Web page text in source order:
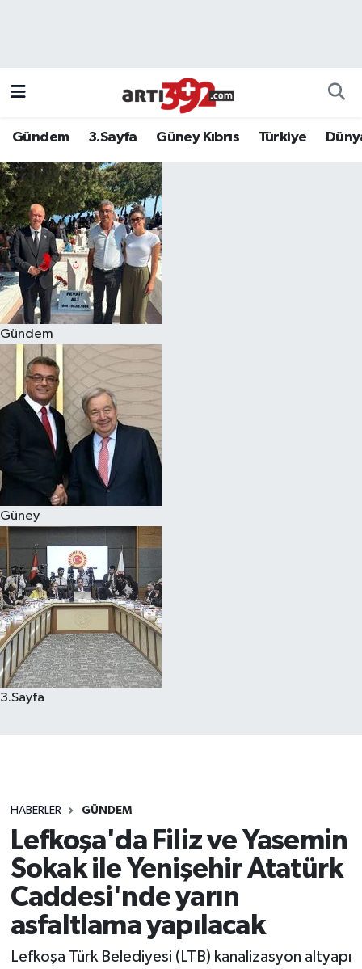
Gündem 3.Sayfa Güney Kıbrıs Türkiye
Gündem
Güney
3.Sayfa
HABERLER GÜNDEM
Lefkoşa'da Filiz ve Yasemin
Sokak ile Yenişehir Atatürk
Caddesi'nde yarın
asfaltlama yapılacak
Lefkoşa Türk Belediyesi (LTB) kanalizasyon altyapı